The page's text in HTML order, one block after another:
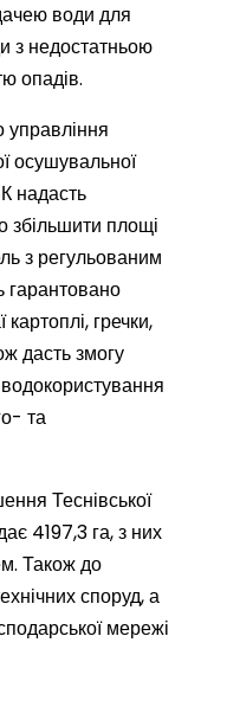
води для
з недостатньою
опадів.
управління
осушувальної
надасть
збільшити площі
з регульованим
гречки,
дасть змогу
та
Теснівської
4197,3 га, з них
Також до
споруд, а
мережі